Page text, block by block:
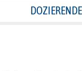
DOZIERENDE